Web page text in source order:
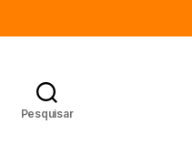
Pesquisar